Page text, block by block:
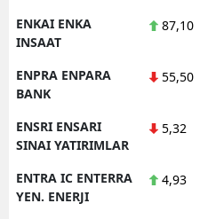
ENKAI ENKA
INSAAT
87,10
ENPRA ENPARA
BANK
55,50
ENSRI ENSARI
SINAI YATIRIMLAR
5,32
ENTRA IC ENTERRA
YEN. ENERJI
4,93